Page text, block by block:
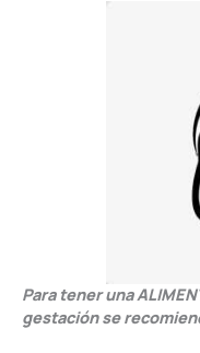
Para tener una
gestación se